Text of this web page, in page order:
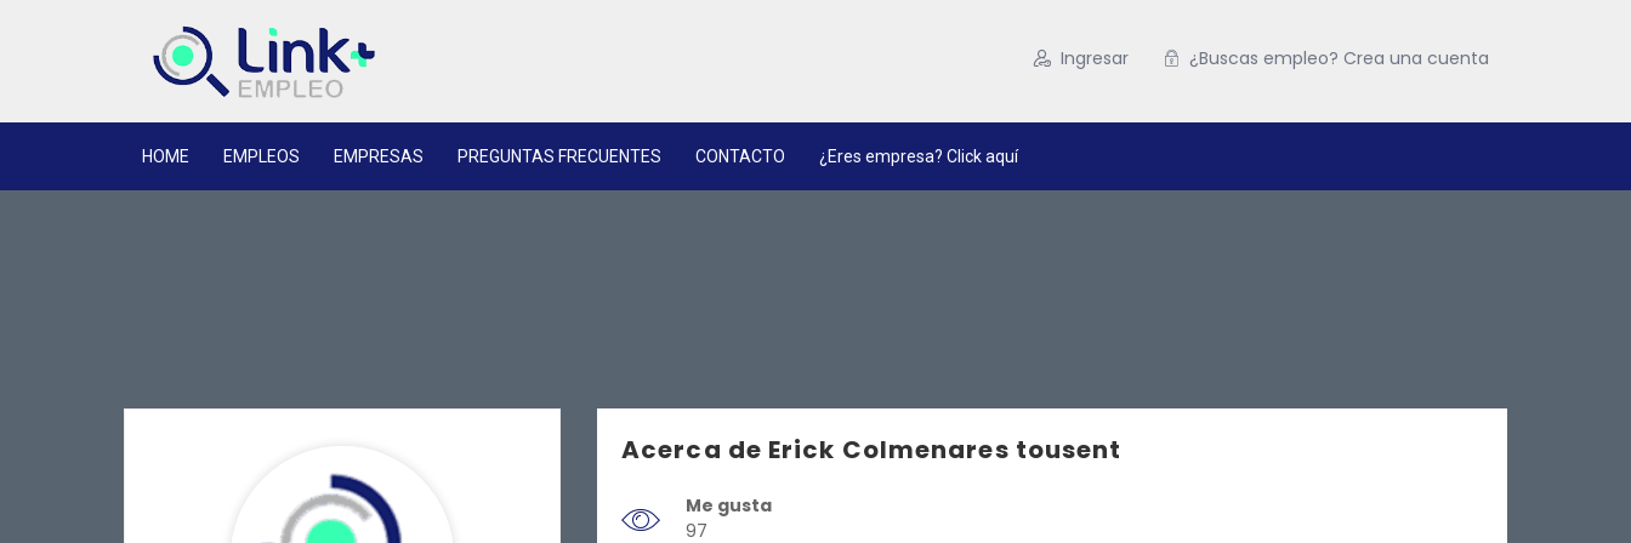
Ingresar ¿Buscas empleo? Crea una cuenta
HOME EMPLEOS EMPRESAS PREGUNTAS FRECUENTES CONTACTO ¿Eres empresa? Click aquí
Acerca de Erick Colmenares tousent
Me gusta
97